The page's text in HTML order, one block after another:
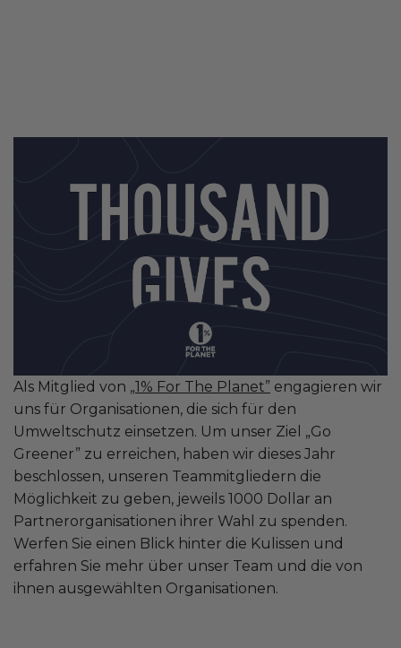
Als Mitglied von „1% For The Planet” engagieren wir
uns für Organisationen, die sich für den
Umweltschutz einsetzen. Um unser Ziel „Go
Greener” zu erreichen, haben wir dieses Jahr
beschlossen, unseren Teammitgliedern die
Möglichkeit zu geben, jeweils 1000 Dollar an
Partnerorganisationen ihrer Wahl zu spenden.
Werfen Sie einen Blick hinter die Kulissen und
erfahren Sie mehr über unser Team und die von
ihnen ausgewählten Organisationen.